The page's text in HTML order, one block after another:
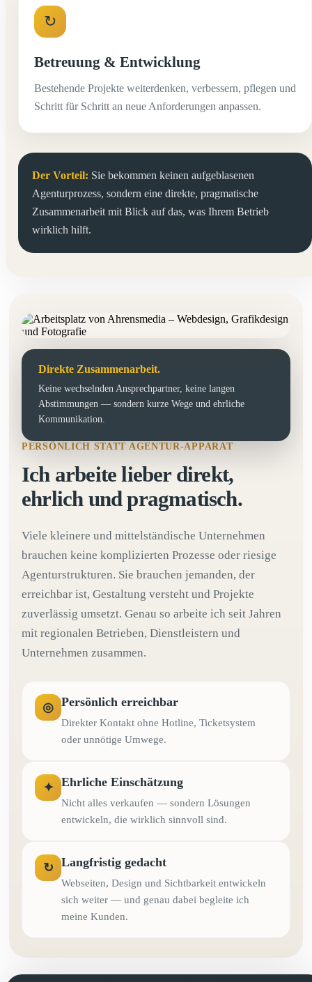
↻
Betreuung & Entwicklung
Bestehende Projekte weiterdenken, verbessern, pflegen und
Schritt für Schritt an neue Anforderungen anpassen.
Der Vorteil: Sie bekommen keinen aufgeblasenen
Agenturprozess, sondern eine direkte, pragmatische
Zusammenarbeit mit Blick auf das, was Ihrem Betrieb
wirklich hilft.
Direkte Zusammenarbeit.
Keine wechselnden Ansprechpartner, keine langen
Abstimmungen — sondern kurze Wege und ehrliche
Kommunikation.
PERSÖNLICH STATT AGENTUR-APPARAT
Ich arbeite lieber direkt,
ehrlich und pragmatisch.
Viele kleinere und mittelständische Unternehmen
brauchen keine komplizierten Prozesse oder riesige
Agenturstrukturen. Sie brauchen jemanden, der
erreichbar ist, Gestaltung versteht und Projekte
zuverlässig umsetzt. Genau so arbeite ich seit Jahren
mit regionalen Betrieben, Dienstleistern und
Unternehmen zusammen.
◎ Persönlich erreichbar
Direkter Kontakt ohne Hotline, Ticketsystem
oder unnötige Umwege.
✦ Ehrliche Einschätzung
Nicht alles verkaufen — sondern Lösungen
entwickeln, die wirklich sinnvoll sind.
↻ Langfristig gedacht
Webseiten, Design und Sichtbarkeit entwickeln
sich weiter — und genau dabei begleite ich
meine Kunden.